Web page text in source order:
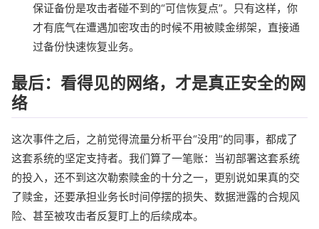
保证备份是攻击者碰不到的“可信恢复点”。只有这样，你
才有底气在遭遇加密攻击的时候不用被赎金绑架，直接通
过备份快速恢复业务。
最后：看得见的网络，才是真正安全的网
络
这次事件之后，之前觉得流量分析平台“没用”的同事，都成了
这套系统的坚定支持者。我们算了一笔账：当初部署这套系统
的投入，还不到这次勒索赎金的十分之一，更别说如果真的交
了赎金，还要承担业务长时间停摆的损失、数据泄露的合规风
险、甚至被攻击者反复盯上的后续成本。